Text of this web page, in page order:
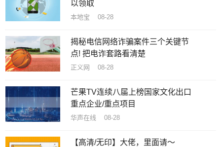
以领取
本地宝 08-28
揭秘电信网络诈骗案件三个关键节
点! 把电诈套路看清楚
正义网 08-28
芒果TV连续八届上榜国家文化出口
重点企业/重点项目
华声在线 08-28
【高清/无印】大佬，里面请～